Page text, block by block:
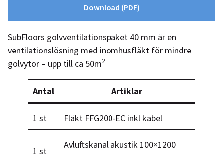
Download (PDF)
SubFloors golvventilationspaket 40 mm är en
ventilationslösning med inomhusfläkt för mindre
golvytor – upp till ca 50m2
Antal Artiklar
1 st Fläkt FFG200-EC inkl kabel
1 st
Avluftskanal akustik 100×1200